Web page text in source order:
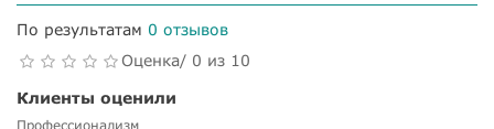
По результатам 0 отзывов
Оценка/ 0 из 10
Клиенты оценили
Профессионализм